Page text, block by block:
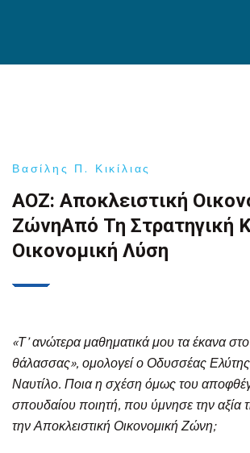
Βασίλης Π. Κικίλιας
ΑΟΖ: Αποκλειστική
ΖώνηΑπό Τη Στρατηγική
Οικονομική Λύση
«Τ’ ανώτερα μαθηματικά μου τα έκανα
θάλασσας», ομολογεί ο Οδυσσέας
Ναυτίλο. Ποια η σχέση όμως του
σπουδαίου ποιητή, που ύμνησε την αξία
την Αποκλειστική Οικονομική Ζώνη;